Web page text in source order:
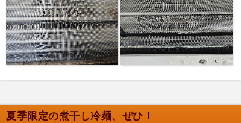
夏季限定の煮干し冷麺、ぜひ！